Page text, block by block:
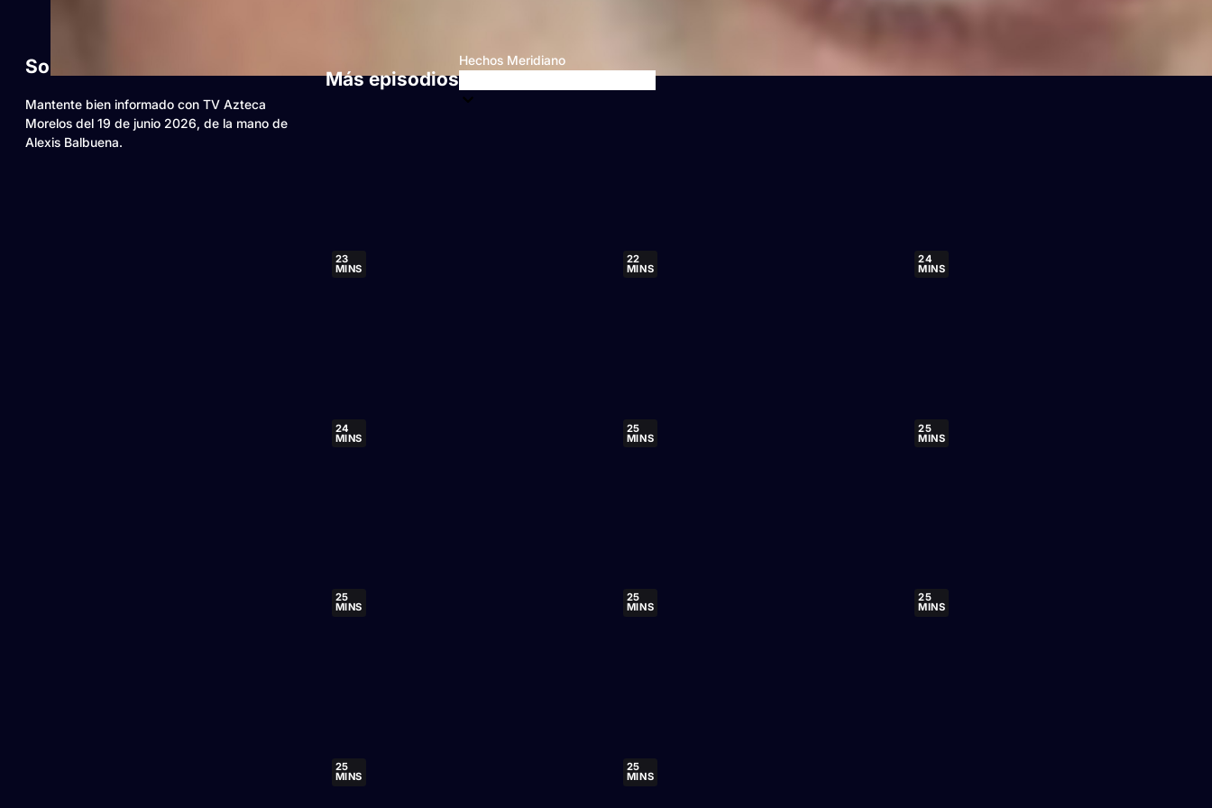
Sobre este video
Mantente bien informado con TV Azteca
Morelos del 19 de junio 2026, de la mano de
Alexis Balbuena.
Más episodios
Hechos Meridiano
23
MINS
22
MINS
24
MINS
24
MINS
25
MINS
25
MINS
25
MINS
25
MINS
25
MINS
25
MINS
25
MINS